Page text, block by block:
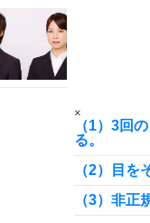
×
（1）3回
る。
（2）目を
（3）非正